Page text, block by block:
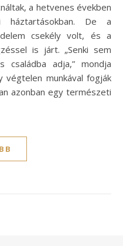
a hetvenes években
De a
csekély volt, és a
is járt. „Senki sem
családba adja,” mondja
végtelen munkával fogják
azonban egy természeti